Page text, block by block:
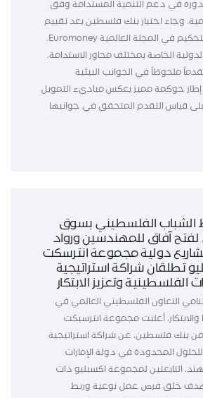
دوره في دعم التنمية المستدامة وفق
وجاء اختيار بنك فلسطين بعد تقييم
شامل أجرته لجنة التحكيم في المجلة العالمية Euromoney،
الدولية الخاصة بمختلف محاور الاستدامة،
ملحوظاً في الجوانب البيئية
حوكمة مميز يعكس مبادىء التمويل
قياس التقدم المتحقق في جوانبها
الشباب الفلسطيني بسوق
لفتح آفاق للمهندسين ورواد
مشاريع دولية مجموعة انترسكت
تطلقان شراكة استراتيجية
الفلسطينية وتعزيز الابتكار
التعاون الفلسطيني العالمي في
والابتكار، أعلنت مجموعة انترسيكت
من بنك فلسطين، عن شراكة استراتيجية
المحدودة في دولة الإمارات
التابعتين لمجموعة اكسبليو ذات
بهدف خلق فرص عمل نوعية وربط